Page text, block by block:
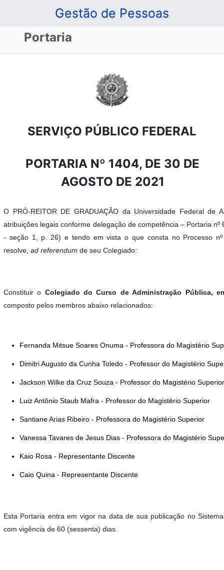
Gestão de Pessoas
Portaria
SERVIÇO PÚBLICO FEDERAL
PORTARIA Nº 1404, DE 30 DE
AGOSTO DE 2021
O PRÓ-REITOR DE GRADUAÇÃO da Universidade Federal de
atribuições legais conforme delegação de competência – Portaria nº
- seção 1, p. 26) e tendo em vista o que consta no Processo nº
resolve, ad referendum de seu Colegiado:
Constituir o Colegiado do Curso de Administração Pública,
composto pelos membros abaixo relacionados:
Fernanda Mitsue Soares Onuma - Professora do Magistério
Dimitri Augusto da Cunha Toledo - Professor do Magistério
Jackson Wilke da Cruz Souza - Professor do Magistério Superior
Luiz Antônio Staub Mafra - Professor do Magistério Superior
Santiane Arias Ribeiro - Professora do Magistério Superior
Vanessa Tavares de Jesus Dias - Professora do Magistério
Kaio Rosa - Representante Discente
Caio Quina - Representante Discente
Esta Portaria entra em vigor na data de sua publicação no
com vigência de 60 (sessenta) dias.